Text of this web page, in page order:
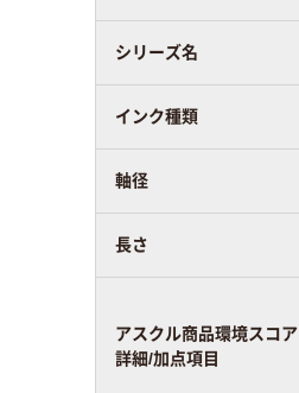
シリーズ名
インク種類
軸径
長さ
アスクル商品環境スコア
詳細/加点項目